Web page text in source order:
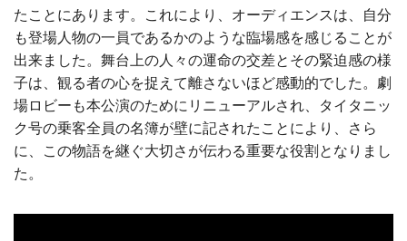
たことにあります。これにより、オーディエンスは、自分
も登場人物の一員であるかのような臨場感を感じることが
出来ました。舞台上の人々の運命の交差とその緊迫感の様
子は、観る者の心を捉えて離さないほど感動的でした。劇
場ロビーも本公演のためにリニューアルされ、タイタニッ
ク号の乗客全員の名簿が壁に記されたことにより、さら
に、この物語を継ぐ大切さが伝わる重要な役割となりまし
た。